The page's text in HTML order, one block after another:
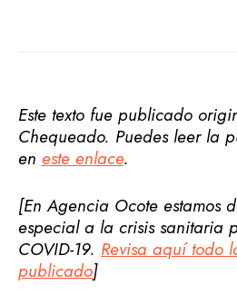
Este texto fue publicado
Chequeado. Puedes leer la
en este enlace.
[En Agencia Ocote estamos
especial a la crisis sanitaria
COVID-19. Revisa aquí todo
publicado]